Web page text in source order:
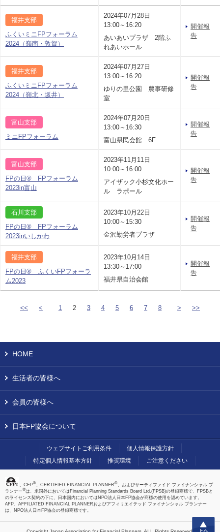
福井支部
ふくいミニFPフォーラム
2024（嶺南・敦賀）
2024年07月28日
13:00～16:20
あいあいプラザ 2階ふ
れあいホール
開催報
告
福井支部
ふくいミニFPフォーラム
2024（嶺北・坂井）
2024年07月27日
13:00～16:20
ゆりの里公園 農事研修
室
開催報
告
富山支部
ミニFPフォーラム
2024年07月20日
13:00～16:30
富山県民会館 6F
開催報
告
富山支部
FPの日® FPフォーラム
2023in富山
2023年11月11日
10:00～16:00
アイザック小杉文化ホー
ル ラポール
開催報
告
石川支部
FPの日® FPフォーラム
2023inいしかわ
2023年10月22日
10:00～15:30
金沢勤労者プラザ
開催報
告
福井支部
FPの日® ふくいFPフォーラ
ム2023
2023年10月14日
13:30～17:00
福井県自治会館
開催報
告
<< < 1 2 3 4 5 6 7 8 > >>
上へ
HOME
生活者の皆様へ
会員の皆様へ
日本FP協会について
ウェブサイトご利用条件
個人情報保護方針
特定個人情報基本方針
推奨環境 ご注意ください
、CFP®、CERTIFIED FINANCIAL PLANNER®、およびサーティファイド ファイナンシャル プ
ランナー®は、米国外においてはFinancial Planning Standards Board Ltd.(FPSB)の登録商標で、FPSBと
のライセンス契約の下に、日本国内においてはNPO法人日本FP協会が商標の使用を認めています。
AFP、AFFILIATED FINANCIAL PLANNERおよびアフィリエイテッド ファイナンシャル プランナー
は、NPO法人日本FP協会の登録商標です。